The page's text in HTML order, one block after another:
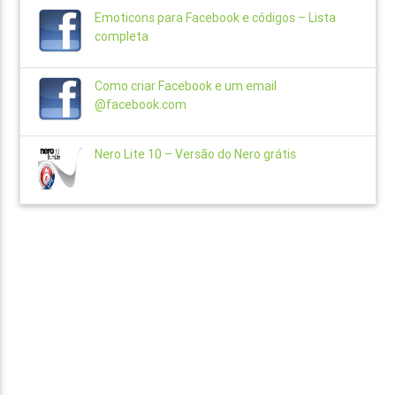
Emoticons para Facebook e códigos – Lista
completa
Como criar Facebook e um email
@facebook.com
Nero Lite 10 – Versão do Nero grátis